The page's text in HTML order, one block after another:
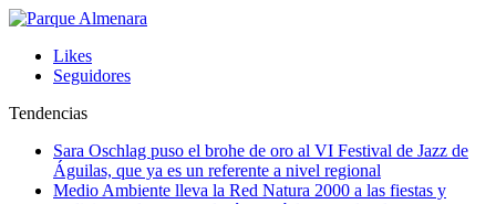
Likes
Seguidores
Tendencias
Sara Oschlag puso el brohe de oro al VI Festival de Jazz de
Águilas, que ya es un referente a nivel regional
Medio Ambiente lleva la Red Natura 2000 a las fiestas y